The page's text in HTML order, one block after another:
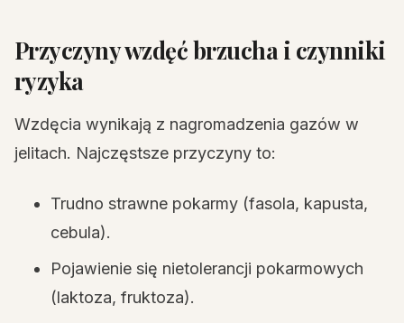
Przyczyny wzdęć brzucha i czynniki
ryzyka
Wzdęcia wynikają z nagromadzenia gazów w
jelitach. Najczęstsze przyczyny to:
Trudno strawne pokarmy (fasola, kapusta,
cebula).
Pojawienie się nietolerancji pokarmowych
(laktoza, fruktoza).